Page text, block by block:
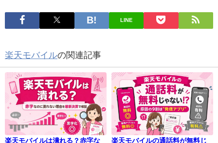
LINE
楽天モバイルの関連記事
楽天モバイルは潰れる？赤字な
楽天モバイルの通話料が無料じ